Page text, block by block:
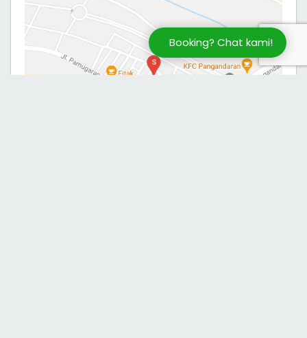
Booking? Chat kami!